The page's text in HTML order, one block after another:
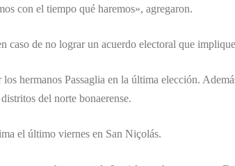
con el tiempo qué haremos», agregaron.
caso de no lograr un acuerdo electoral que
hermanos Passaglia en la última elección.
del norte bonaerense.
el último viernes en San Niçolás.